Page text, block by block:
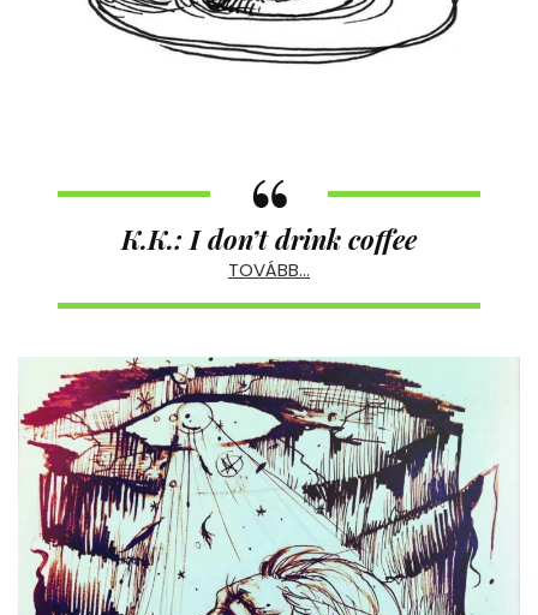
K.K.: I don’t drink coffee
TOVÁBB…